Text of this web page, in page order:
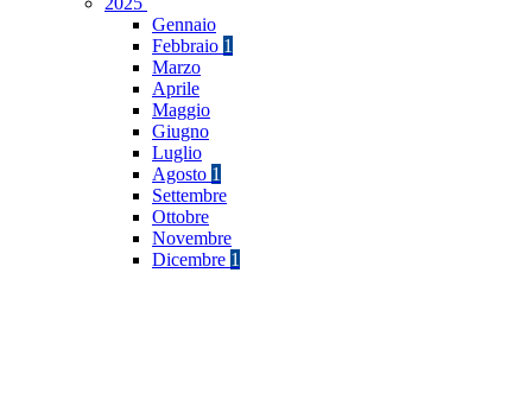
Gennaio
Febbraio 1
Marzo
Aprile
Maggio
Giugno
Luglio
Agosto 1
Settembre
Ottobre
Novembre
Dicembre 1